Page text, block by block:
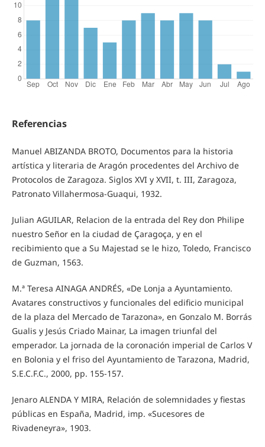
Referencias
Manuel ABIZANDA BROTO, Documentos para la historia
artística y literaria de Aragón procedentes del Archivo de
Protocolos de Zaragoza. Siglos XVI y XVII, t. III, Zaragoza,
Patronato Villahermosa-Guaqui, 1932.
Julian AGUILAR, Relacion de la entrada del Rey don Philipe
nuestro Señor en la ciudad de Çaragoça, y en el
recibimiento que a Su Majestad se le hizo, Toledo, Francisco
de Guzman, 1563.
M.ª Teresa AINAGA ANDRÉS, «De Lonja a Ayuntamiento.
Avatares constructivos y funcionales del edificio municipal
de la plaza del Mercado de Tarazona», en Gonzalo M. Borrás
Gualis y Jesús Criado Mainar, La imagen triunfal del
emperador. La jornada de la coronación imperial de Carlos V
en Bolonia y el friso del Ayuntamiento de Tarazona, Madrid,
S.E.C.F.C., 2000, pp. 155-157.
Jenaro ALENDA Y MIRA, Relación de solemnidades y fiestas
públicas en España, Madrid, imp. «Sucesores de
Rivadeneyra», 1903.